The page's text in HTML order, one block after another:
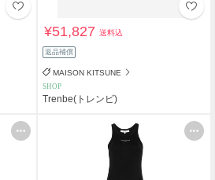
¥51,827送料込
返品補償
MAISON KITSUNE
SHOP
Trenbe(トレンビ)